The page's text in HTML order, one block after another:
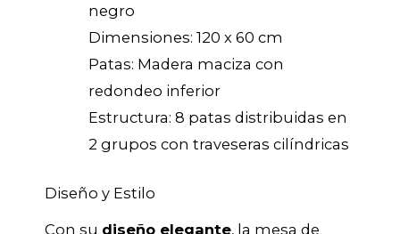
negro
Dimensiones: 120 x 60 cm
Patas: Madera maciza con
redondeo inferior
Estructura: 8 patas distribuidas en
2 grupos con traveseras cilíndricas
Diseño y Estilo
Con su diseño elegante, la mesa de